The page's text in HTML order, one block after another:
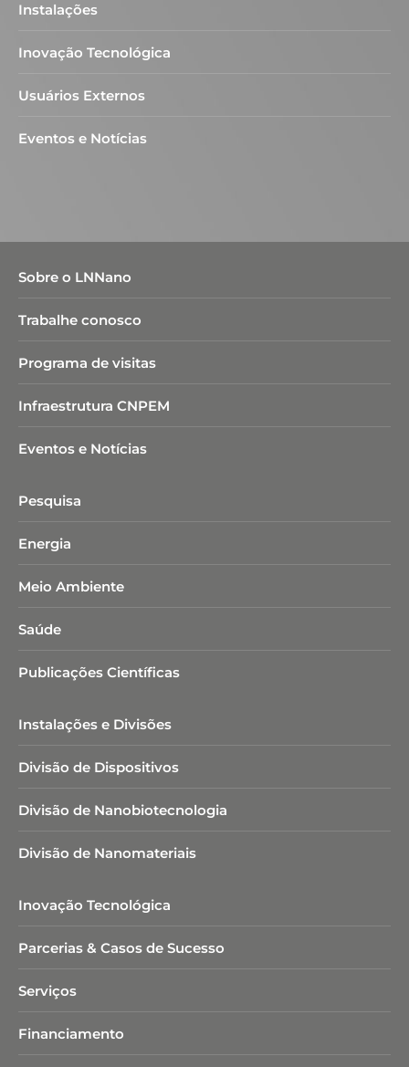
Instalações
Inovação Tecnológica
Usuários Externos
Eventos e Notícias
Sobre o LNNano
Trabalhe conosco
Programa de visitas
Infraestrutura CNPEM
Eventos e Notícias
Pesquisa
Energia
Meio Ambiente
Saúde
Publicações Científicas
Instalações e Divisões
Divisão de Dispositivos
Divisão de Nanobiotecnologia​
Divisão de Nanomateriais
Inovação Tecnológica
Parcerias & Casos de Sucesso
Serviços
Financiamento